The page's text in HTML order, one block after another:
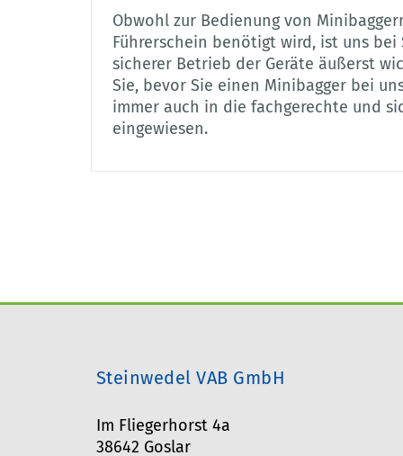
Obwohl zur Bedienung von
Führerschein benötigt wird, ist uns
sicherer Betrieb der Geräte äußerst
Sie, bevor Sie einen Minibagger bei
immer auch in die fachgerechte und
eingewiesen.
Steinwedel VAB GmbH
Im Fliegerhorst 4a
38642 Goslar